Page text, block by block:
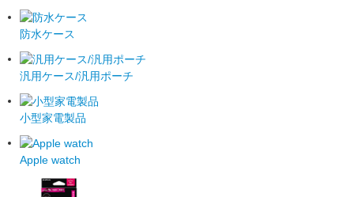
防水ケース
汎用ケース/汎用ポーチ
小型家電製品
Apple watch